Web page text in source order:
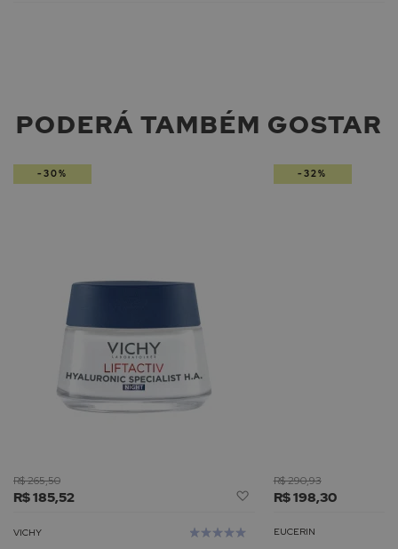
PODERÁ TAMBÉM GOSTAR
R$ 185,52
R$ 265,50
Adicionar
Lista
VICHY
Avaliação:
-30%
R$ 198,30
R$ 290,93
EUCERIN
-32%